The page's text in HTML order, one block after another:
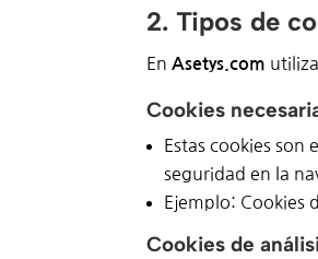
2. Tipos de
En Asetys.com
Cookies
Estas cookies
seguridad en la
Ejemplo: Cookies
Cookies de